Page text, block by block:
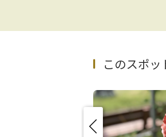
このスポ